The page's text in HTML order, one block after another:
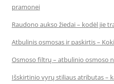
pramonei
Raudono aukso žiedai – kodėl jie
Atbulinis osmosas ir paskirtis –
Osmoso filtrų – atbulinio osmoso
Išskirtinio vyrų stiliaus atributas –